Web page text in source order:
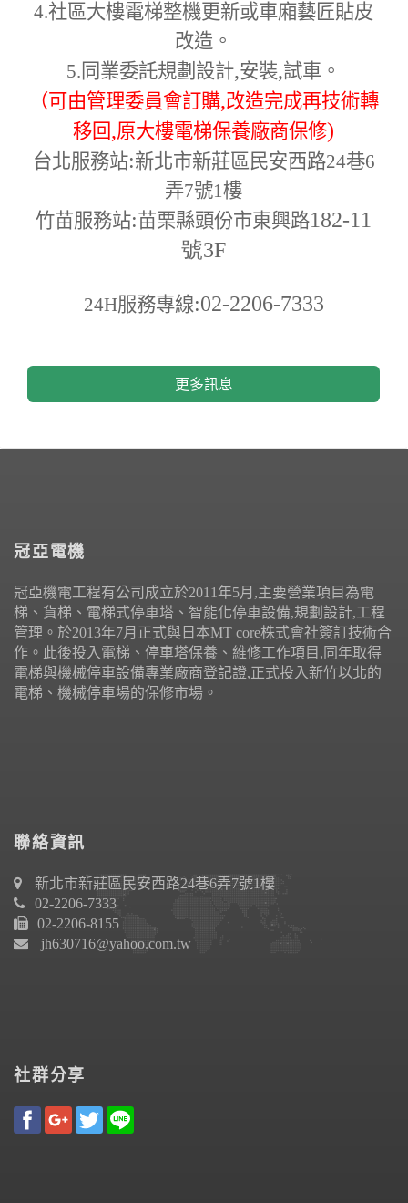
4.社區大樓電梯整機更新或車廂藝匠貼皮
改造。
5. 同業委託規劃設計,安裝,試車。
（可由管理委員會訂購,改造完成再技術轉
移回,原大樓電梯保養廠商保修)
台北服務站:新北市新莊區民安西路24巷6
弄7號1樓
竹苗服務站:苗栗縣頭份市東興路182-11
號3F
24H服務專線:02-2206-7333
更多訊息
冠亞電機
冠亞機電工程有公司成立於2011年5月,主要營業項目為電
梯、貨梯、電梯式停車塔、智能化停車設備,規劃設計,工程
管理。於2013年7月正式與日本MT core株式會社簽訂技術合
作。此後投入電梯、停車塔保養、維修工作項目,同年取得
電梯與機械停車設備專業廠商登記證,正式投入新竹以北的
電梯、機械停車場的保修市場。
聯絡資訊
新北市新莊區民安西路24巷6弄7號1樓
02-2206-7333
02-2206-8155
jh630716@yahoo.com.tw
社群分享